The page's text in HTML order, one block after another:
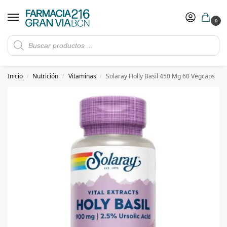
0
Rebajas de verano hasta -30%
​ 5€ de descuento con el cupón 5GRANVIA (compras superiores a 150€)
Inicio / Nutrición / Vitaminas / Solaray Holly Basil 450 Mg 60 Vegcaps